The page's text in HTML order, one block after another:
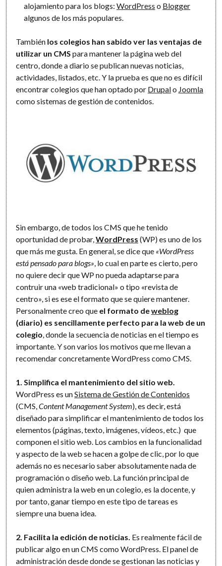
alojamiento para los blogs:WordPress o Blogger
algunos de los más populares.
También los colegios han sabido ver las ventajas de
utilizar un CMS para mantener la página web del
centro, donde a diario se publican nuevas noticias,
actividades, listados, etc. Y la prueba es que no es difícil
encontrar colegios que han optado por Drupalo Joomla
como sistemas de gestión de contenidos.
Sin embargo, de todos los CMS que he tenido
oportunidad de probar,WordPress (WP) es uno de los
que más me gusta. En general, se dice que «WordPress
está pensado para blogs» , lo cual en parte es cierto, pero
no quiere decir que WP no pueda adaptarse para
contruir una «web tradicional» o tipo «revista de
centro», si es ese el formato que se quiere mantener.
Personalmente creo que el formato deweblog
(diario) es sencillamente perfecto para la web de un
colegio , donde la secuencia de noticias en el tiempo es
importante. Y son varios los motivos que me llevan a
recomendar concretamente WordPress como CMS.
1. Simplifica el mantenimiento del sitio web.
WordPress es unSistema de Gestión de Contenidos
(CMS,Content Management System), es decir, está
diseñado para simplificar el mantenimiento de todos los
elementos (páginas, texto, imágenes, vídeos, etc.) que
componen el sitio web. Los cambios en la funcionalidad
y aspecto de la web se hacen a golpe de clic, por lo que
además no es necesario saber absolutamente nada de
programación o diseño web. La función principal de
quien administra la web en un colegio, es la docente, y
por tanto, ganar tiempo en este tipo de tareas es
siempre una buena idea.
2. Facilita la edición de noticias. Es realmente fácil de
publicar algo en un CMS como WordPress. El panel de
administración desde donde se gestionan las noticias y